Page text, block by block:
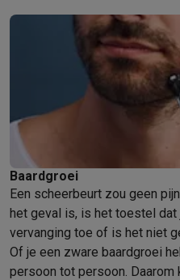
Hoofdtelefoons & oortjes
SpeakersBluetooth
Muziek in huis
Radio's &
DashcamsGPS
TV & audio accessoires
Fototoestellen
Digitale camera's
Video
Foto accessoires
Telefonie & smartwatches
GSM'sSmartphonesApple
RefurbishedRefurbished
GSM beschermingiPhone
SmartwatchesSmartwatches
Baardgroei
Een scheerbeurt zou geen
het geval is, is het toestel
vervanging toe of is het niet
Of je een zware baardgroei
persoon tot persoon.